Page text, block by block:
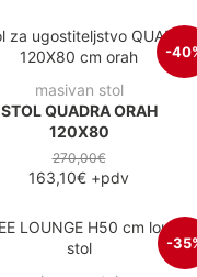
-
masivan stol
STOL QUADRA ORAH
120X80
270,00€
163,10€ +pdv
-